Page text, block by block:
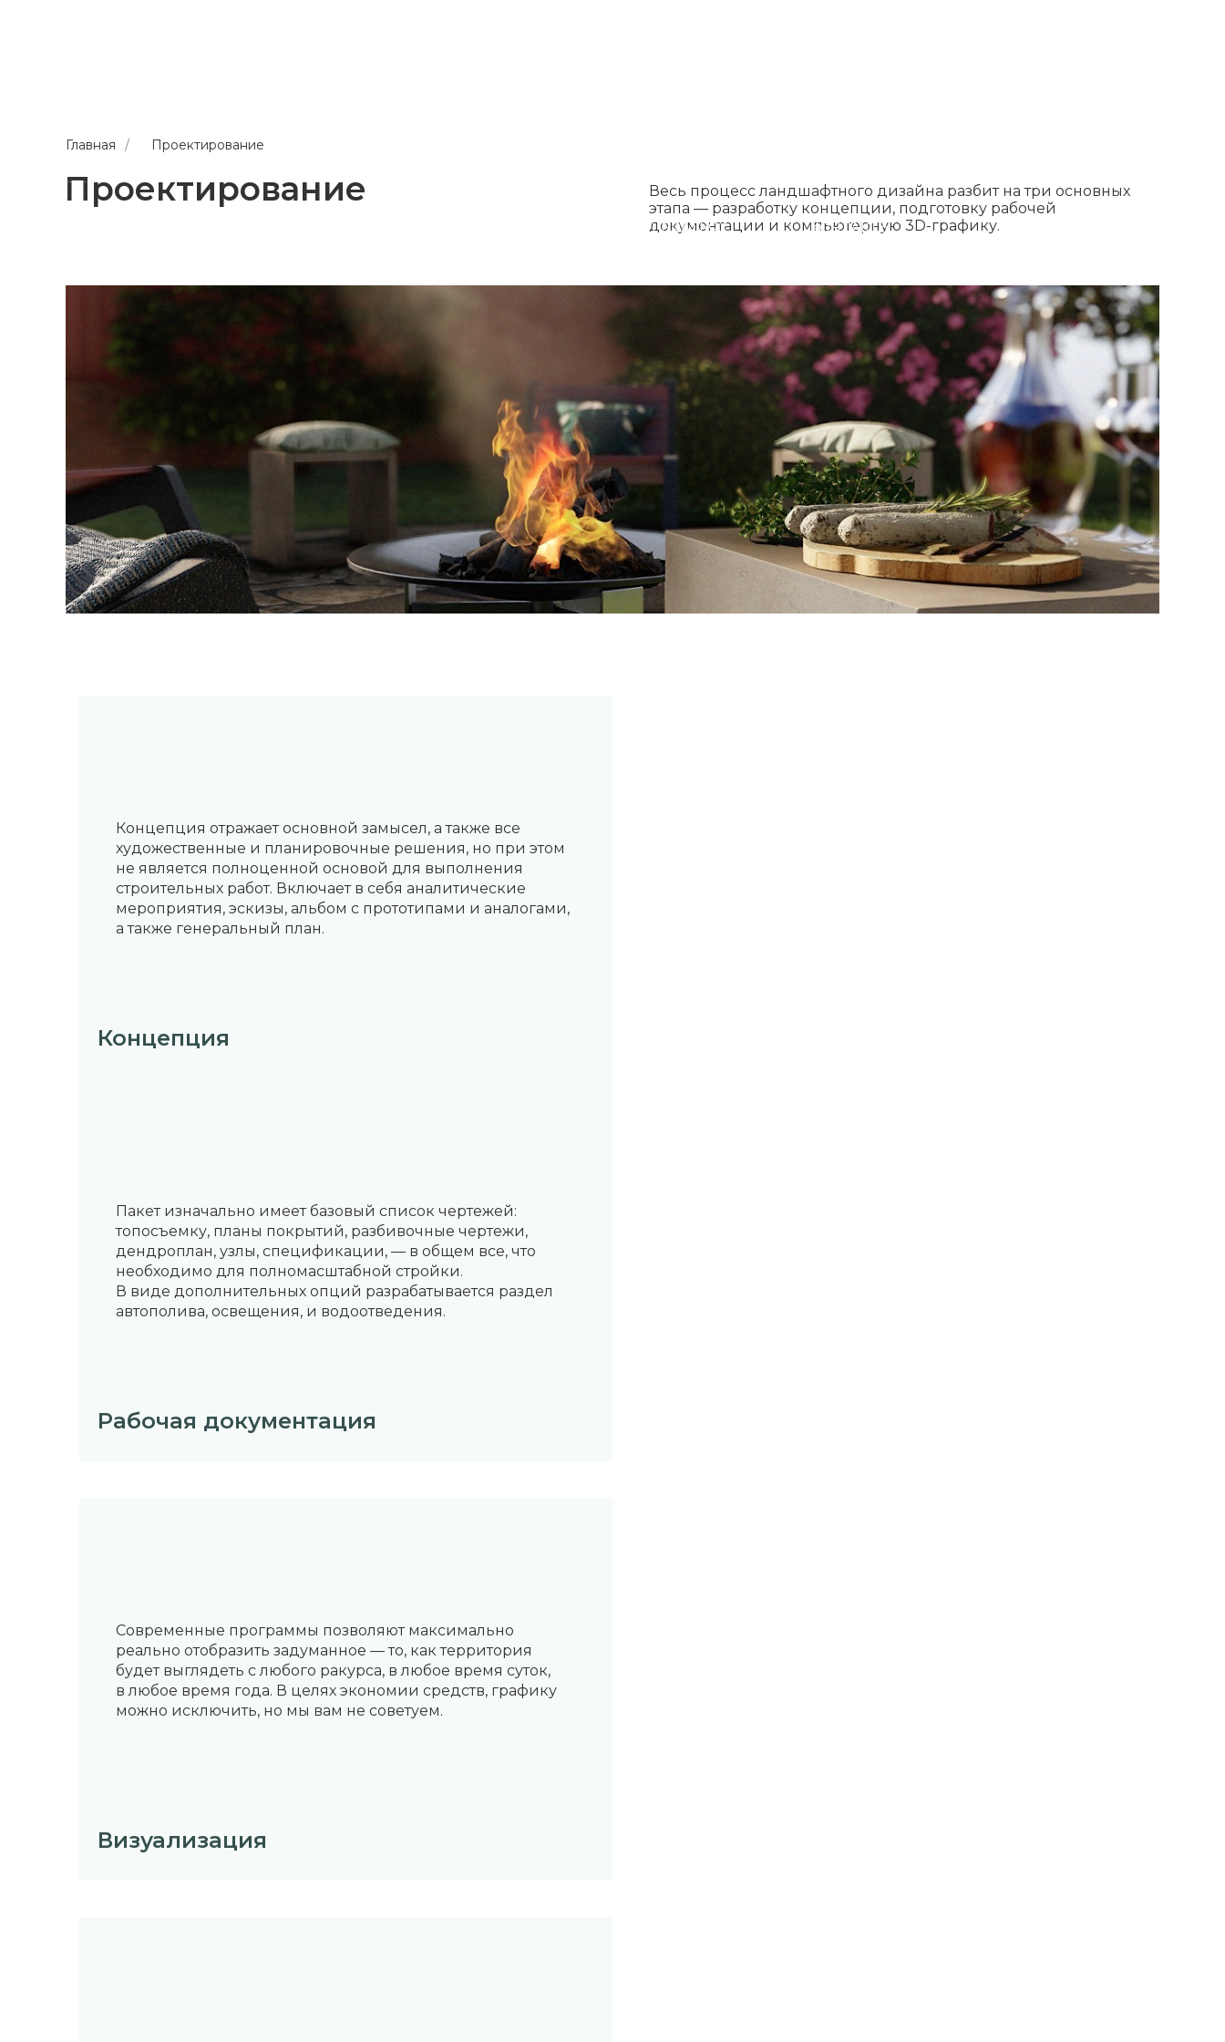
О БРАТЬЯХ КОНТАКТЫ
Главная / Проектирование
Проектирование
Весь процесс ландшафтного дизайна разбит на три основных
этапа — разработку концепции, подготовку рабочей
документации и компьютерную 3D-графику.
Концепция
Концепция отражает основной замысел, а также все
художественные и планировочные решения, но при этом
не является полноценной основой для выполнения
строительных работ. Включает в себя аналитические
мероприятия, эскизы, альбом с прототипами и аналогами,
а также генеральный план.
Рабочая документация
Пакет изначально имеет базовый список чертежей:
топосъемку, планы покрытий, разбивочные чертежи,
дендроплан, узлы, спецификации, — в общем все, что
необходимо для полномасштабной стройки.
В виде дополнительных опций разрабатывается раздел
автополива, освещения, и водоотведения.
Визуализация
Cовременные программы позволяют максимально
реально отобразить задуманное — то, как территория
будет выглядеть с любого ракурса, в любое время суток,
в любое время года. В целях экономии средств, графику
можно исключить, но мы вам не советуем.